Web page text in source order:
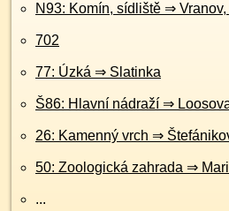
N93: Komín, sídliště ⇒ Vranov,
702
77: Úzká ⇒ Slatinka
Š86: Hlavní nádraží ⇒
26: Kamenný vrch ⇒
50: Zoologická zahrada ⇒
...